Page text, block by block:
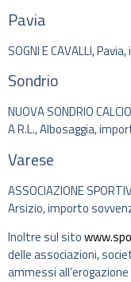
Pavia
SOGNI E CAVALLI,
Sondrio
NUOVA SONDRIO
A R.L., Albosaggia,
Varese
ASSOCIAZIONE
Arsizio, importo
Inoltre sul sito
delle associazioni,
ammessi